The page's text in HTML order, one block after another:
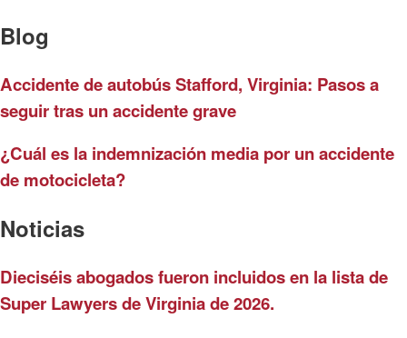
Blog
Accidente de autobús Stafford, Virginia: Pasos a
seguir tras un accidente grave
¿Cuál es la indemnización media por un accidente
de motocicleta?
Noticias
Dieciséis abogados fueron incluidos en la lista de
Super Lawyers de Virginia de 2026.